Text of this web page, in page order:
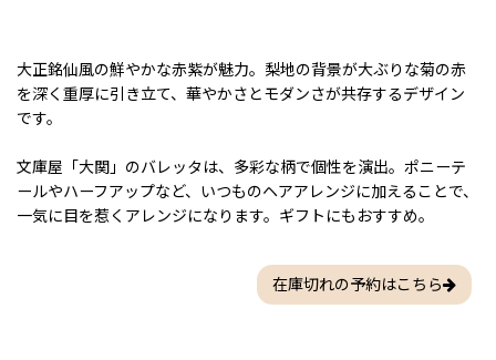
大正銘仙風の鮮やかな赤紫が魅力。梨地の背景が大ぶりな菊の赤
を深く重厚に引き立て、華やかさとモダンさが共存するデザイン
です。
文庫屋「大関」のバレッタは、多彩な柄で個性を演出。ポニーテ
ールやハーフアップなど、いつものヘアアレンジに加えることで、
一気に目を惹くアレンジになります。ギフトにもおすすめ。
在庫切れの予約はこちら